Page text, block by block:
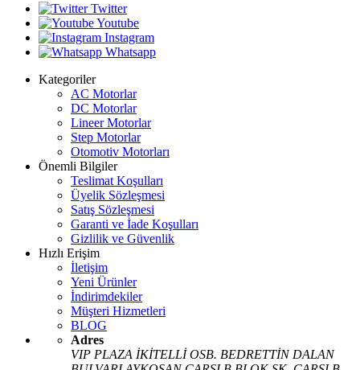
Twitter
Youtube
Instagram
Whatsapp
Kategoriler
AC Motorlar
DC Motorlar
Lineer Motorlar
Step Motorlar
Otomotiv Motorları
Önemli Bilgiler
Teslimat Koşulları
Üyelik Sözleşmesi
Satış Sözleşmesi
Garanti ve İade Koşulları
Gizlilik ve Güvenlik
Hızlı Erişim
İletişim
Yeni Ürünler
İndirimdekiler
Müşteri Hizmetleri
BLOG
Adres
VIP PLAZA İKİTELLİ OSB. BEDRETTİN DALAN